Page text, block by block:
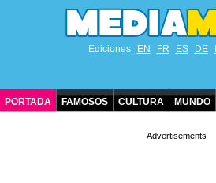
Ediciones EN FR ES DE
PORTADA FAMOSOS CULTURA MUNDO